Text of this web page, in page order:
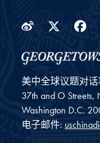
Weibo
美中全球议题对话
37th and O Streets,
Washington D.C.
电子邮件: